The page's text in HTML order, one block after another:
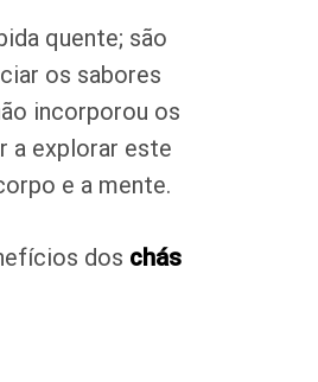
quente; são
os sabores
incorporou os
a explorar este
e a mente.
dos chás